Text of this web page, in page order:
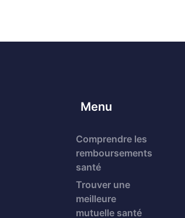
Menu
Comprendre les
remboursements
santé
Trouver une
meilleure
mutuelle santé